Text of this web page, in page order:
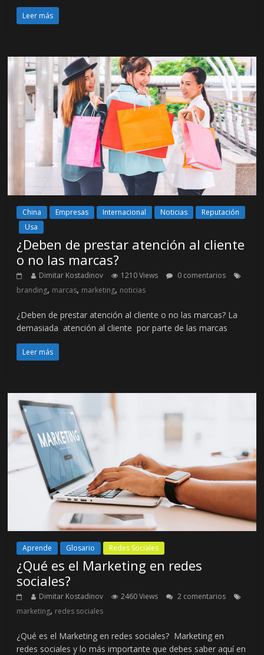
Leer más
China Empresas Internacional Noticias
Reputación
Usa
¿Deben de prestar atención al cliente
o no las marcas?
Dimitar Kostadinov 1210 Views
0 comentarios
branding, marcas, marketing, noticias
¿Deben de prestar atención al cliente o no las marcas? La
demasiada atención al cliente por parte de las marcas
Leer más
Aprende Glosario Redes Sociales
¿Qué es el Marketing en redes
sociales?
Dimitar Kostadinov 2460 Views
2 comentarios
marketing, redes sociales
¿Qué es el Marketing en redes sociales? Marketing en
redes sociales y lo más importante que debes saber aquí en